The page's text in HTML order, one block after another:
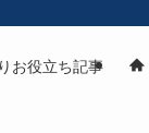
お役立ち記事